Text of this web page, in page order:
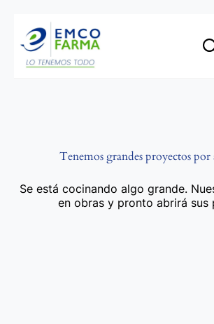
contenido
Tenemos grandes proyectos
Se está cocinando algo grande.
en obras y pronto abrirá sus